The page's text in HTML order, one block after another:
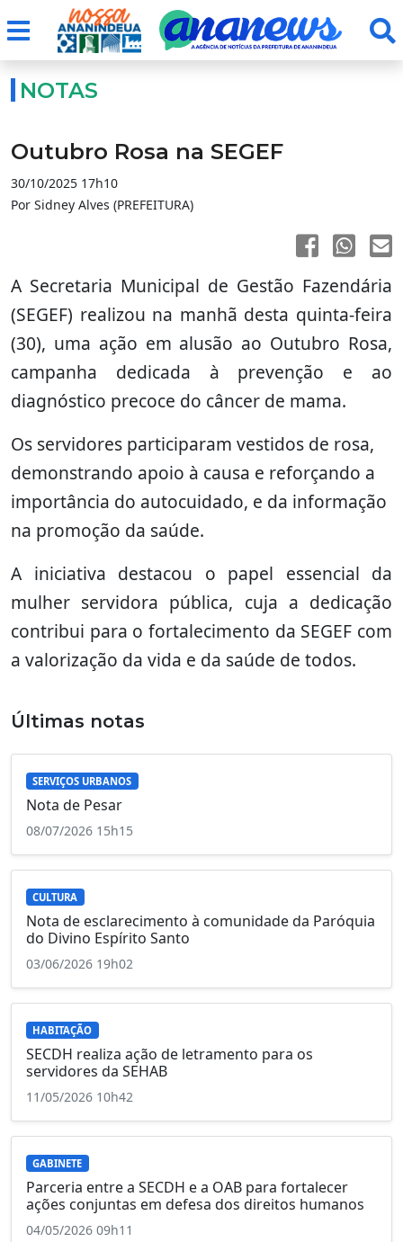
NOTAS
Outubro Rosa na SEGEF
30/10/2025 17h10
Por Sidney Alves (PREFEITURA)
A Secretaria Municipal de Gestão Fazendária
(SEGEF) realizou na manhã desta quinta-feira
(30), uma ação em alusão ao Outubro Rosa,
campanha dedicada à prevenção e ao
diagnóstico precoce do câncer de mama.
Os servidores participaram vestidos de rosa,
demonstrando apoio à causa e reforçando a
importância do autocuidado, e da informação
na promoção da saúde.
A iniciativa destacou o papel essencial da
mulher servidora pública, cuja a dedicação
contribui para o fortalecimento da SEGEF com
a valorização da vida e da saúde de todos.
Últimas notas
SERVIÇOS URBANOS
Nota de Pesar
08/07/2026 15h15
CULTURA
Nota de esclarecimento à comunidade da Paróquia
do Divino Espírito Santo
03/06/2026 19h02
HABITAÇÃO
SECDH realiza ação de letramento para os
servidores da SEHAB
11/05/2026 10h42
GABINETE
Parceria entre a SECDH e a OAB para fortalecer
ações conjuntas em defesa dos direitos humanos
04/05/2026 09h11